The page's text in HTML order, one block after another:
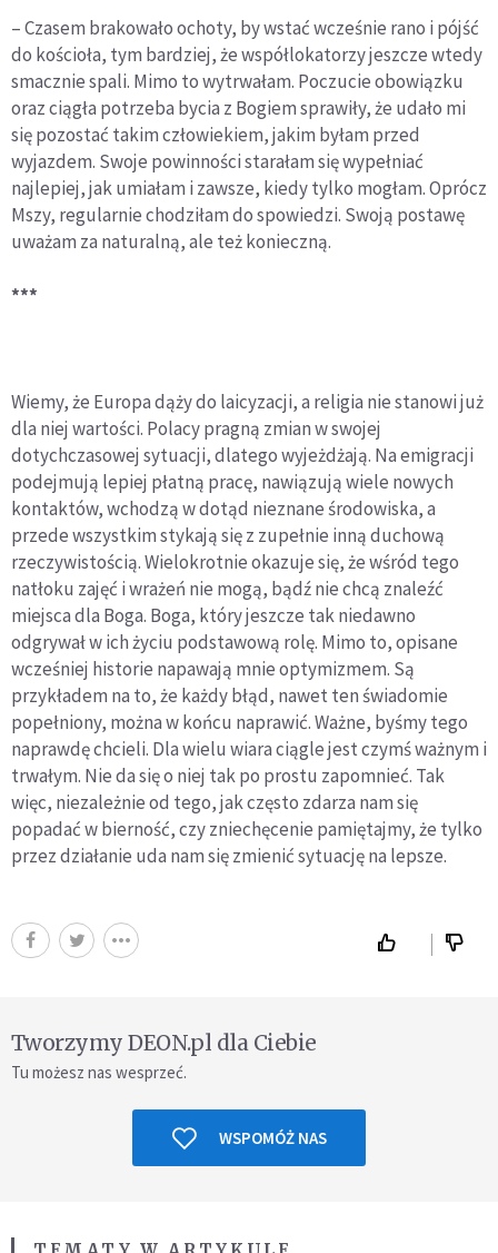
– Czasem brakowało ochoty, by wstać wcześnie rano i pójść
do kościoła, tym bardziej, że współlokatorzy jeszcze wtedy
smacznie spali. Mimo to wytrwałam. Poczucie obowiązku
oraz ciągła potrzeba bycia z Bogiem sprawiły, że udało mi
się pozostać takim człowiekiem, jakim byłam przed
wyjazdem. Swoje powinności starałam się wypełniać
najlepiej, jak umiałam i zawsze, kiedy tylko mogłam. Oprócz
Mszy, regularnie chodziłam do spowiedzi. Swoją postawę
uważam za naturalną, ale też konieczną.
***
Wiemy, że Europa dąży do laicyzacji, a religia nie stanowi już
dla niej wartości. Polacy pragną zmian w swojej
dotychczasowej sytuacji, dlatego wyjeżdżają. Na emigracji
podejmują lepiej płatną pracę, nawiązują wiele nowych
kontaktów, wchodzą w dotąd nieznane środowiska, a
przede wszystkim stykają się z zupełnie inną duchową
rzeczywistością. Wielokrotnie okazuje się, że wśród tego
natłoku zajęć i wrażeń nie mogą, bądź nie chcą znaleźć
miejsca dla Boga. Boga, który jeszcze tak niedawno
odgrywał w ich życiu podstawową rolę. Mimo to, opisane
wcześniej historie napawają mnie optymizmem. Są
przykładem na to, że każdy błąd, nawet ten świadomie
popełniony, można w końcu naprawić. Ważne, byśmy tego
naprawdę chcieli. Dla wielu wiara ciągle jest czymś ważnym i
trwałym. Nie da się o niej tak po prostu zapomnieć. Tak
więc, niezależnie od tego, jak często zdarza nam się
popadać w bierność, czy zniechęcenie pamiętajmy, że tylko
przez działanie uda nam się zmienić sytuację na lepsze.
Tworzymy DEON.pl dla Ciebie
Tu możesz nas wesprzeć.
WSPOMÓŻ NAS